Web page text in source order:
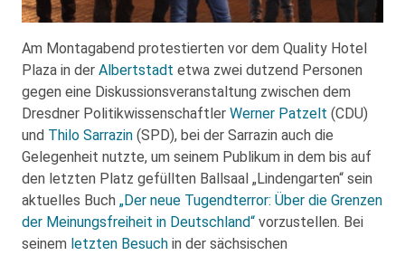
Am Montagabend protestierten vor dem Quality Hotel
Plaza in der Albertstadt etwa zwei dutzend Personen
gegen eine Diskussionsveranstaltung zwischen dem
Dresdner Politikwissenschaftler Werner Patzelt (CDU)
und Thilo Sarrazin (SPD), bei der Sarrazin auch die
Gelegenheit nutzte, um seinem Publikum in dem bis auf
den letzten Platz gefüllten Ballsaal „Lindengarten“ sein
aktuelles Buch „Der neue Tugendterror: Über die Grenzen
der Meinungsfreiheit in Deutschland“ vorzustellen. Bei
seinem letzten Besuch in der sächsischen